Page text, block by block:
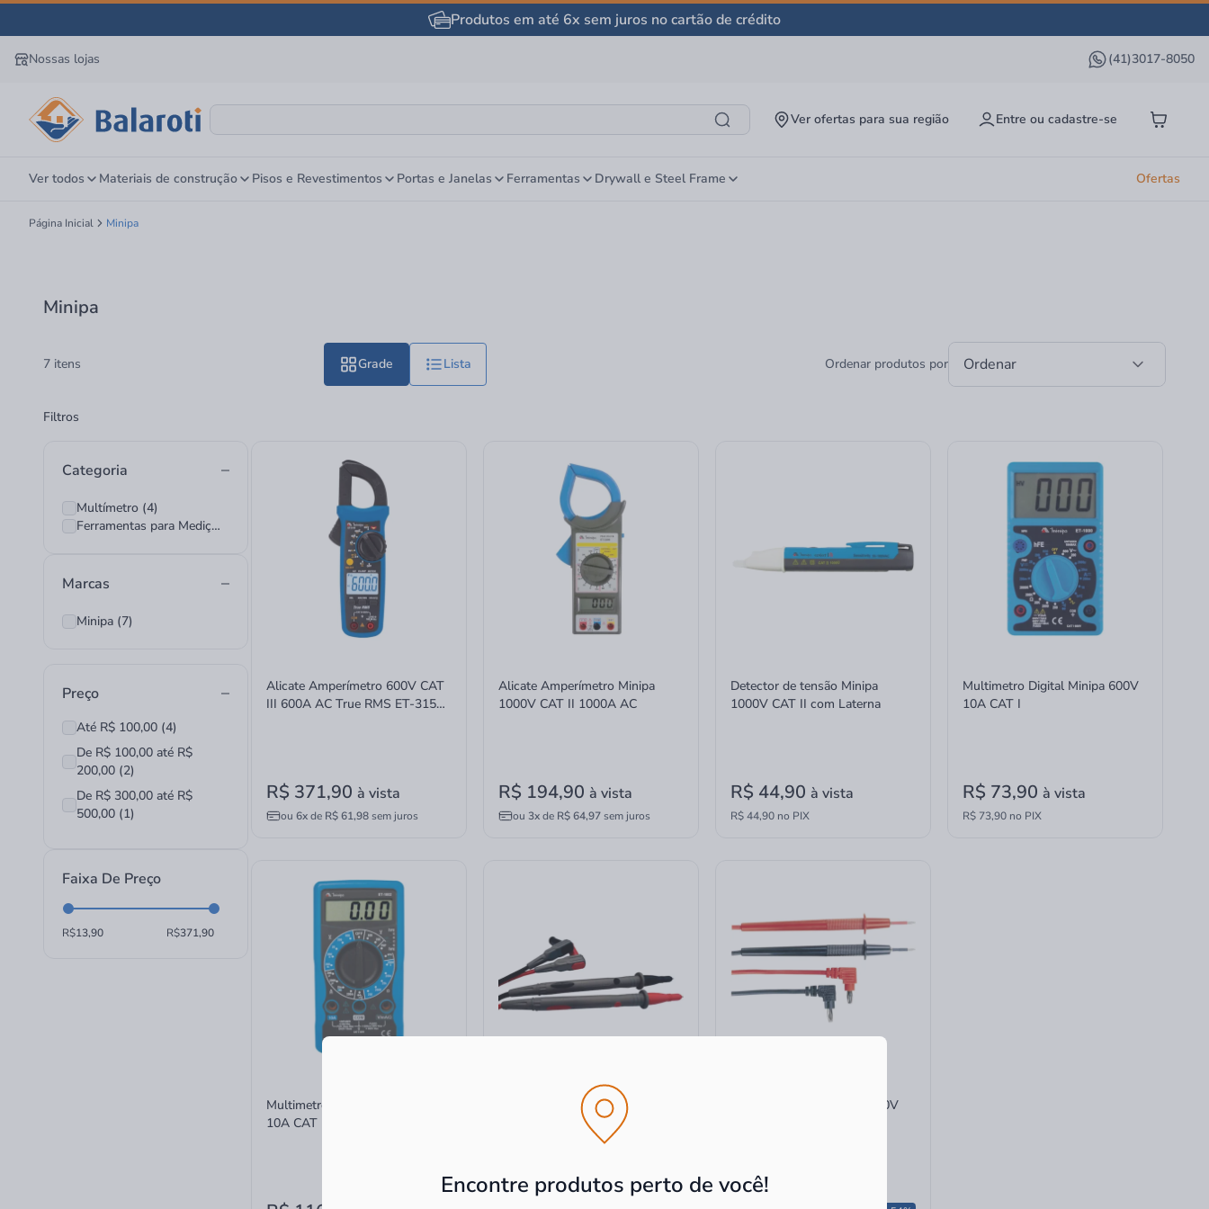
Produtos em até 6x sem juros no cartão de crédito
Nossas lojas (41)3017-8050
Ver ofertas para sua região Entre ou cadastre-se
Encontre produtos perto de você!
Ver todos Materiais de construção Pisos e Revestimentos Portas e Janelas Ferramentas Drywall e Steel Frame Ofertas
Página Inicial Minipa
Minipa
7 itens Grade Lista Ordenar produtos por Ordenar
Filtros
Categoria
Ferramentas para Medição (3)
Multímetro (4)
Marcas
Minipa (7)
Preço
Até R$ 100,00 (4)
De R$ 100,00 até R$
200,00 (2)
De R$ 300,00 até R$
500,00 (1)
Faixa De Preço
R$ R$
Alicate Amperímetro 600V CAT
III 600A AC True RMS ET-3155
R$ 371,90 à vista
ou 6xde R$ 61,98sem juros
Alicate Amperímetro Minipa
1000V CAT II 1000A AC
R$ 194,90 à vista
ou 3xde R$ 64,97sem juros
Detector de tensão Minipa
1000V CAT II com Laterna
R$ 44,90 à vista
R$ 44,90 no PIX
Multimetro Digital Minipa 600V
10A CAT I
R$ 73,90 à vista
R$ 73,90 no PIX
Multimetro Digital Minipa 600V
10A CAT I
Ponta de Prova
Multimetro/Alicate Amperímetro
Minipa 10A CAT III 1000V/CAT
Ponta de Prova Minipa 1000V
R$ 29,90